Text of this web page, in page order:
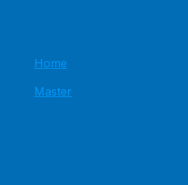
Home
Master